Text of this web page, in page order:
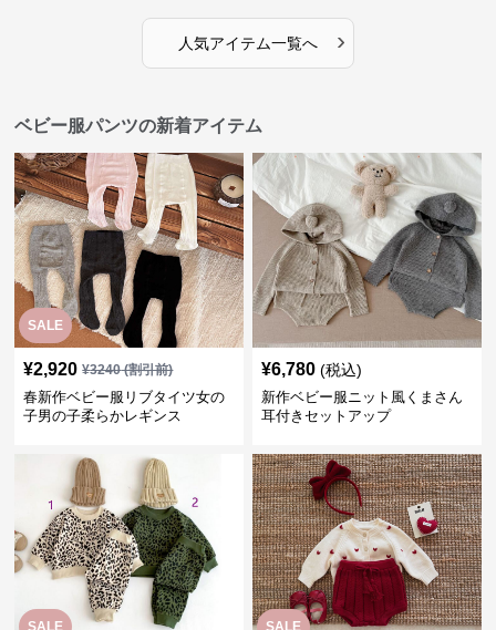
人気アイテム一覧へ ›
ベビー服パンツの新着アイテム
SALE
¥2,920 ¥3240(割引前)
春新作ベビー服リブタイツ女の
子男の子柔らかレギンス
¥6,780 (税込)
新作ベビー服ニット風くまさん
耳付きセットアップ
SALE SALE